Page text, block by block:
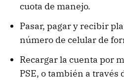
cuota de manejo.
Pasar, pagar y recibir
número de celular de
Recargar la cuenta por
PSE, o también a través